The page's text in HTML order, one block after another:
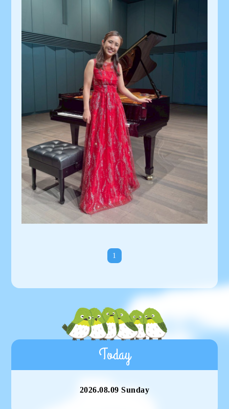
1
Today
2026.08.09 Sunday